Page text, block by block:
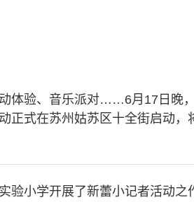
体验、音乐派对……6月17日晚，
正式在苏州姑苏区十全街启动，
验小学开展了新蕾小记者活动之